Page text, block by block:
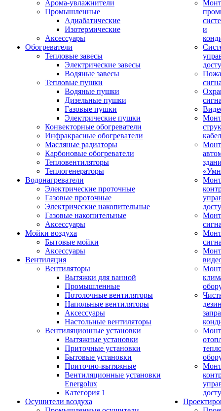
Арома-увлажнители
Промышленныe
Адиабатические
Изотермические
Аксессуары
Обогреватели
Тепловые завесы
Электрические завесы
Водяные завесы
Тепловые пушки
Водяные пушки
Дизельные пушки
Газовые пушки
Электрические пушки
Конвекторные обогреватели
Инфракрасные обогреватели
Масляные радиаторы
Карбоновые обогреватели
Тепловентиляторы
Теплогенераторы
Водонагреватели
Электрические проточные
Газовые проточные
Электрические накопительные
Газовые накопительные
Аксессуары
Мойки воздуха
Бытовые мойки
Аксессуары
Вентиляция
Вентиляторы
Вытяжки для ванной
Промышленные
Потолочные вентиляторы
Напольные вентиляторы
Аксессуары
Настольные вентиляторы
Вентиляционные установки
Вытяжные установки
Приточные установки
Бытовые установки
Приточно-вытяжные
Вентиляционные установки
Energolux
Категория 1
Осушители воздуха
и